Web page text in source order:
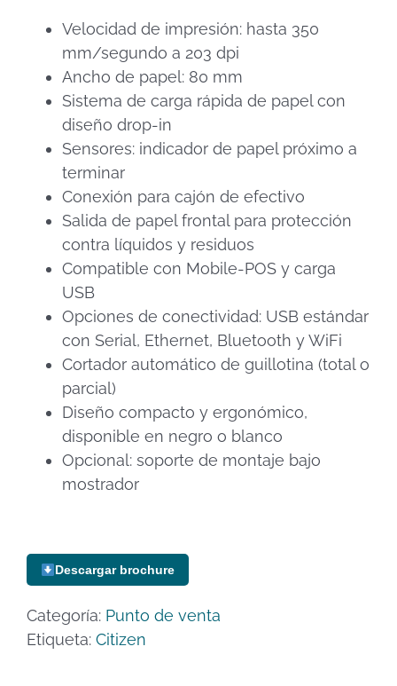
Velocidad de impresión: hasta 350
mm/segundo a 203 dpi
Ancho de papel: 80 mm
Sistema de carga rápida de papel con
diseño drop-in
Sensores: indicador de papel próximo a
terminar
Conexión para cajón de efectivo
Salida de papel frontal para protección
contra líquidos y residuos
Compatible con Mobile-POS y carga
USB
Opciones de conectividad: USB estándar
con Serial, Ethernet, Bluetooth y WiFi
Cortador automático de guillotina (total o
parcial)
Diseño compacto y ergonómico,
disponible en negro o blanco
Opcional: soporte de montaje bajo
mostrador
Descargar brochure
Categoría: Punto de venta
Etiqueta: Citizen